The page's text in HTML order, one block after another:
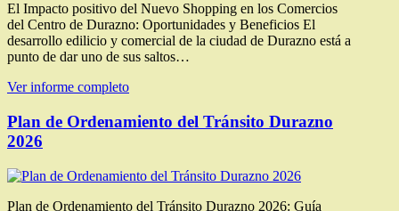
El Impacto positivo del Nuevo Shopping en los Comercios
del Centro de Durazno: Oportunidades y Beneficios El
desarrollo edilicio y comercial de la ciudad de Durazno está a
punto de dar uno de sus saltos…
Ver informe completo
Plan de Ordenamiento del Tránsito Durazno
2026
Plan de Ordenamiento del Tránsito Durazno 2026: Guía